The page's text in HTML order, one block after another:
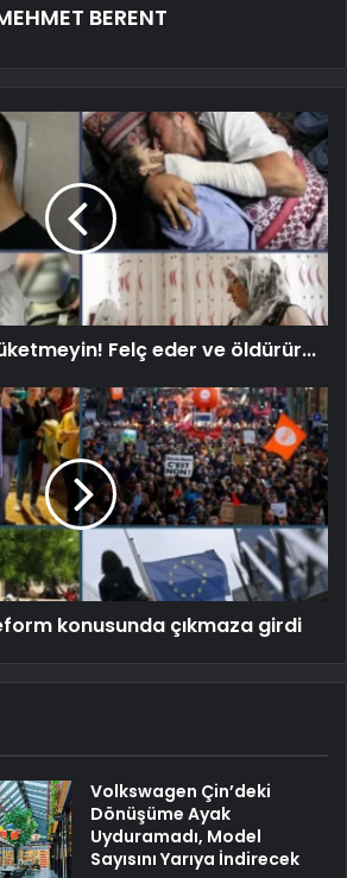
BERENT
Felç eder ve öldürür...
konusunda çıkmaza girdi
Volkswagen Çin’deki
Dönüşüme Ayak
Uyduramadı, Model
Sayısını Yarıya İndirecek